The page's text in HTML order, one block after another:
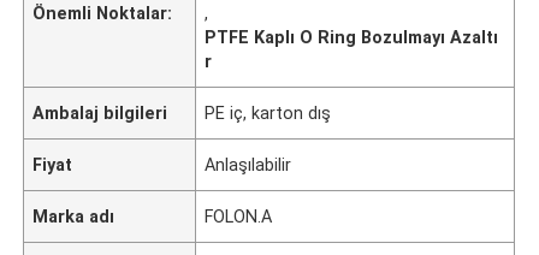
Önemli Noktalar:
,
PTFE Kaplı O Ring Bozulmayı Azaltı
r
Ambalaj bilgileri PE iç, karton dış
Fiyat Anlaşılabilir
Marka adı FOLON.A